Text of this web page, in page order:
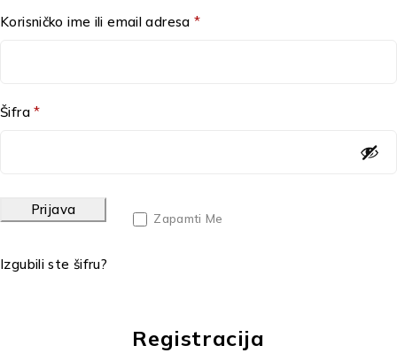
Korisničko ime ili email adresa *
Šifra*
Zapamti Me
Prijava
Izgubili ste šifru?
Registracija